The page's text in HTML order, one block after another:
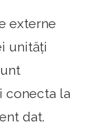
externe
unități
conecta la
dat.